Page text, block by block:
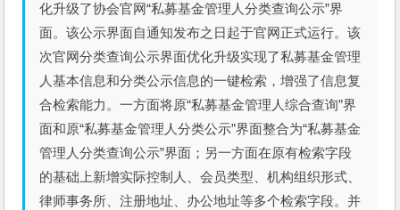
化升级了协会官网“私募基金管理人分类查询公示”界
面。该公示界面自通知发布之日起于官网正式运行。该
次官网分类查询公示界面优化升级实现了私募基金管理
人基本信息和分类公示信息的一键检索，增强了信息复
合检索能力。一方面将原“私募基金管理人综合查询”界
面和原“私募基金管理人分类公示”界面整合为“私募基金
管理人分类查询公示”界面；另一方面在原有检索字段
的基础上新增实际控制人、会员类型、机构组织形式、
律师事务所、注册地址、办公地址等多个检索字段。并